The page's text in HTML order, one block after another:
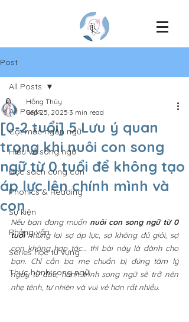
Post
All Posts
Cột mốc ngôn ngữ
Hiểu về song ngữ
Đọc sách cùng con
Phonics & Reading
Sự kiện
Phỏng vấn
Series học từ vựng
Thực hành song ngữ
All Posts
[0-2 tuổi] 5 Lưu ý quan
trọng khi nuôi con song
ngữ từ 0 tuổi để không tạo
áp lực lên chính mình và
con
Hồng Thủy
Sep 25, 2025 3 min read
Nếu bạn đang muốn nuôi con song ngữ từ 0
tuổi nhưng lại sợ áp lực, sợ không đủ giỏi, sợ
con không hợp tác… thì bài này là dành cho
bạn. Chỉ cần ba mẹ chuẩn bị đúng tâm lý
ngay từ đầu, hành trình song ngữ sẽ trở nên
nhẹ tênh, tự nhiên và vui vẻ hơn rất nhiều.